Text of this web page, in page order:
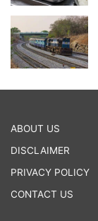
ABOUT US
DISCLAIMER
PRIVACY POLICY
CONTACT US